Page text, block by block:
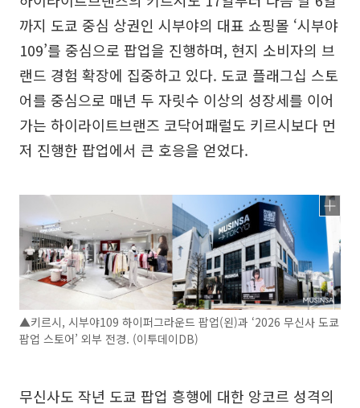
까지 도쿄 중심 상권인 시부야의 대표 쇼핑몰 ‘시부야
109’를 중심으로 팝업을 진행하며, 현지 소비자의 브
랜드 경험 확장에 집중하고 있다. 도쿄 플래그십 스토
어를 중심으로 매년 두 자릿수 이상의 성장세를 이어
가는 하이라이트브랜즈 코닥어패럴도 키르시보다 먼
저 진행한 팝업에서 큰 호응을 얻었다.
▲키르시, 시부야109 하이퍼그라운드 팝업(왼)과 ‘2026 무신사 도쿄
팝업 스토어’ 외부 전경. (이투데이DB)
무신사도 작년 도쿄 팝업 흥행에 대한 앙코르 성격의